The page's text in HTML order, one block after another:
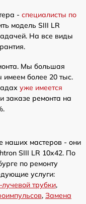
- специалисты по
модель SIII LR
На все виды
Мы большая
имеем более 20 тыс.
уже имеется
заказе ремонта на
наших мастеров - они
SIII LR 10x42. По
по ремонту
услуги:
трубки,
, Замена